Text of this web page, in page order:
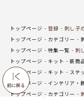
前に戻る
トップページ 登録
刺し子
トップページ
カテゴリー
トップページ
特集一覧 刺
トップページ
キット 新商
トップページ
キット ステ
トップページ
インテリア・
トップページ
カテゴリー